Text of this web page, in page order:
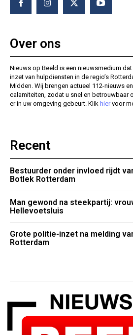
Over ons
Nieuws op Beeld is een nieuwsmedium
inzet van hulpdiensten in de regio’s
Midden. Wij brengen actueel 112-nieuws
calamiteiten, zodat u snel en betrouwbaar
er in uw omgeving gebeurt. Klik hiervoor
Recent
Bestuurder onder invloed rijdt
Botlek Rotterdam
Man gewond na steekpartij:
Hellevoetsluis
Grote politie-inzet na melding
Rotterdam